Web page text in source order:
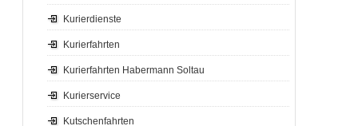
Kurierdienste
Kurierfahrten
Kurierfahrten Habermann Soltau
Kurierservice
Kutschenfahrten